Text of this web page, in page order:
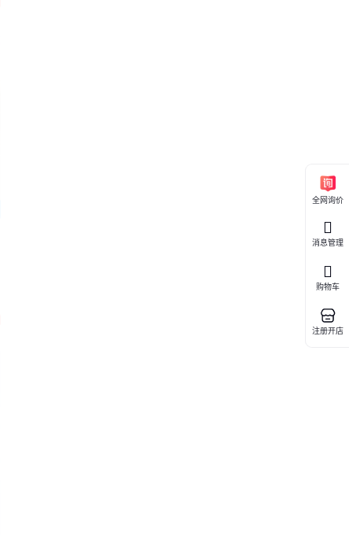
全网询价
消息管理
购物车
注册开店